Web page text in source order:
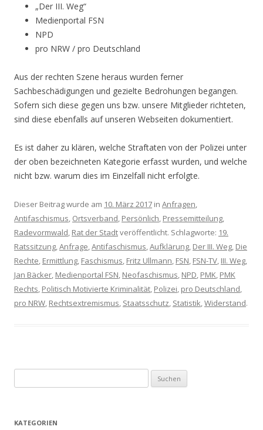
„Der III. Weg“
Medienportal FSN
NPD
pro NRW / pro Deutschland
Aus der rechten Szene heraus wurden ferner
Sachbeschädigungen und gezielte Bedrohungen begangen.
Sofern sich diese gegen uns bzw. unsere Mitglieder richteten,
sind diese ebenfalls auf unseren Webseiten dokumentiert.
Es ist daher zu klären, welche Straftaten von der Polizei unter
der oben bezeichneten Kategorie erfasst wurden, und welche
nicht bzw. warum dies im Einzelfall nicht erfolgte.
Dieser Beitrag wurde am 10. März 2017 in Anfragen,
Antifaschismus, Ortsverband, Persönlich, Pressemitteilung,
Radevormwald, Rat der Stadtveröffentlicht. Schlagworte: 19.
Ratssitzung,Anfrage,Antifaschismus,Aufklärung, Der III. Weg, Die
Rechte, Ermittlung, Faschismus, Fritz Ullmann, FSN, FSN-TV, III. Weg,
Jan Bäcker, Medienportal FSN, Neofaschismus, NPD, PMK, PMK
Rechts, Politisch Motivierte Kriminalität, Polizei, pro Deutschland,
pro NRW, Rechtsextremismus, Staatsschutz, Statistik,Widerstand.
u
h
KATEGORIEN